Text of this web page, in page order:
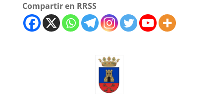
Compartir en RRSS